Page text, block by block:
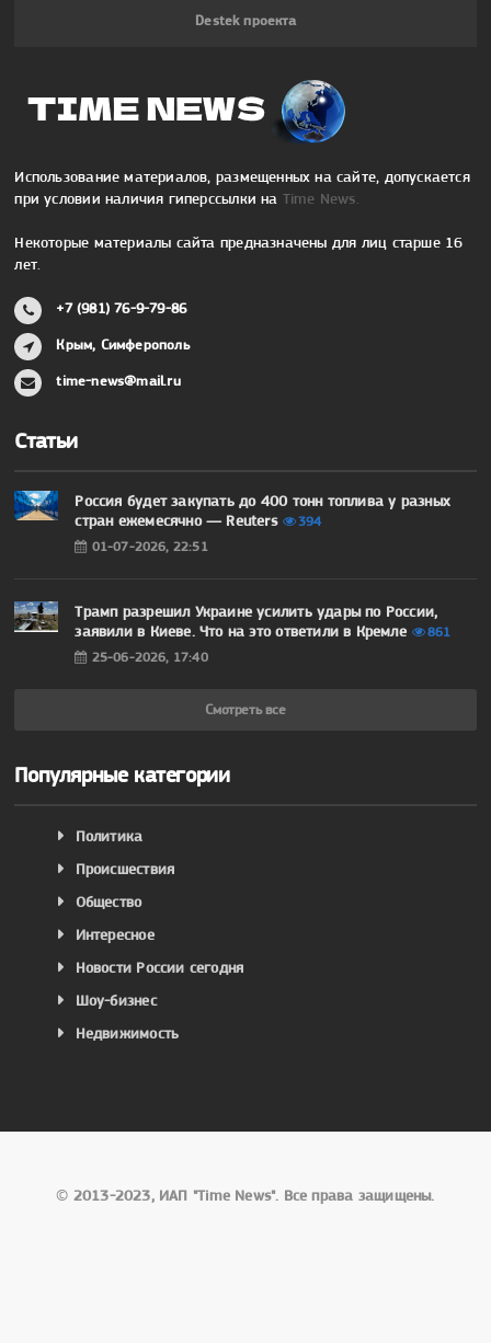
Destek проекта
Использование материалов, размещенных на сайте, допускается
при условии наличия гиперссылки на Time News.
Некоторые материалы сайта предназначены для лиц старше 16
лет.
+7 (981) 76-9-79-86
Крым, Симферополь
time-news@mail.ru
Статьи
Россия будет закупать до 400 тонн топлива у разных
стран ежемесячно — Reuters
394
01-07-2026, 22:51
Трамп разрешил Украине усилить удары по России,
заявили в Киеве. Что на это ответили в Кремле
861
25-06-2026, 17:40
Смотреть все
Популярные категории
Политика
Происшествия
Общество
Интересное
Новости России сегодня
Шоу-бизнес
Недвижимость
© 2013-2023, ИАП "Time News". Все права защищены.